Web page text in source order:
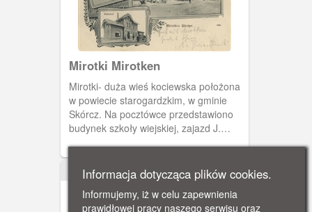
Mirotki Mirotken
Mirotki- duża wieś kociewska położona
w powiecie starogardzkim, w gminie
Skórcz. Na pocztówce przedstawiono
budynek szkoły wiejskiej, zajazd J.
Kleina i dworzec kolejowy z 1902 roku
ok. 1900
Informacja dotycząca plików cookies.
Informujemy, iż w celu zapewnienia
prawidłowej pracy naszego serwisu oraz